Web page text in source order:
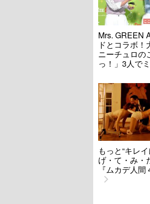
Mrs. GREEN
ドとコラボ！
ニーチュロの
っ！」3人で
もっと“キレ
げ・て・み
『ムカデ人